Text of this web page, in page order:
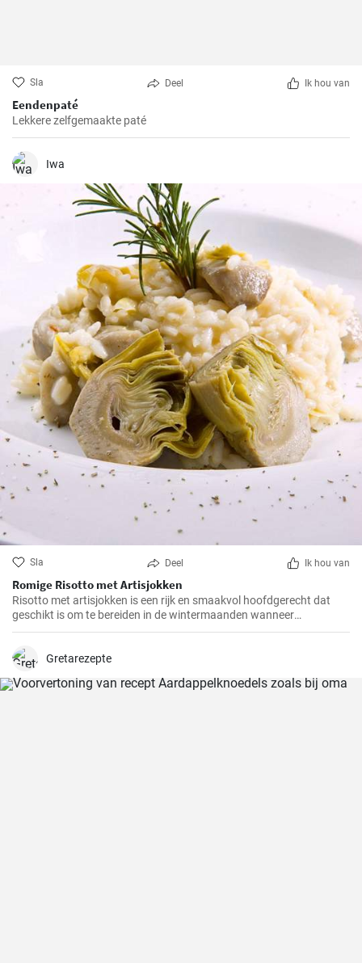
Sla Deel Ik hou van
Eendenpaté
Lekkere zelfgemaakte paté
Iwa
Sla Deel Ik hou van
Romige Risotto met Artisjokken
Risotto met artisjokken is een rijk en smaakvol hoofdgerecht dat
geschikt is om te bereiden in de wintermaanden wanneer
artisjokken in het seizoen zijn. Deze romige versie wordt gemaakt
Gretarezepte